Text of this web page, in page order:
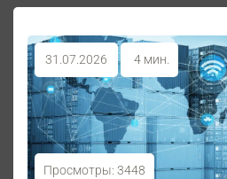
31.07.2026 4 мин.
Просмотры: 3448